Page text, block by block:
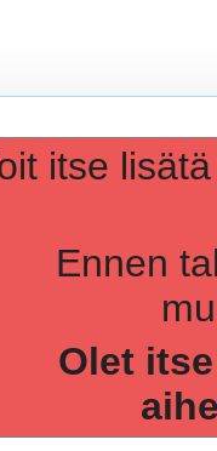
itse
Ennen
Olet